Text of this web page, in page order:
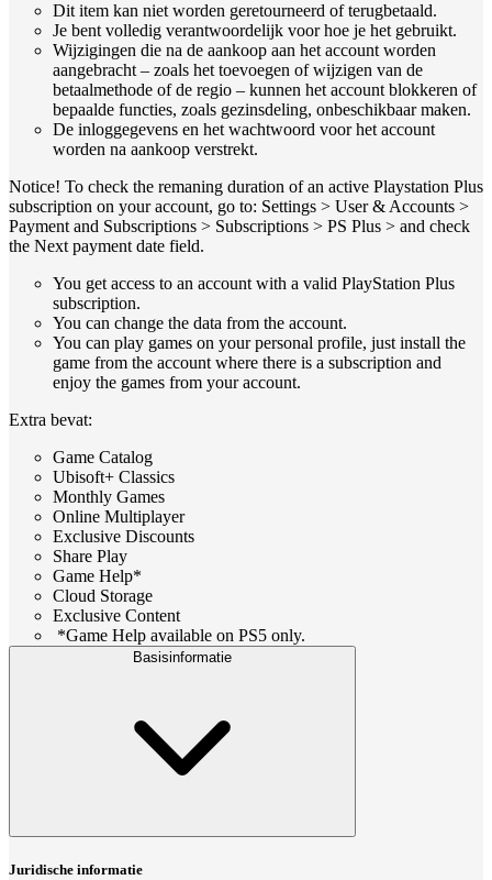
Dit item kan niet worden geretourneerd of terugbetaald.
Je bent volledig verantwoordelijk voor hoe je het gebruikt.
Wijzigingen die na de aankoop aan het account worden
aangebracht – zoals het toevoegen of wijzigen van de
betaalmethode of de regio – kunnen het account blokkeren of
bepaalde functies, zoals gezinsdeling, onbeschikbaar maken.
De inloggegevens en het wachtwoord voor het account
worden na aankoop verstrekt.
Notice! To check the remaning duration of an active Playstation Plus
subscription on your account, go to: Settings > User & Accounts >
Payment and Subscriptions > Subscriptions > PS Plus > and check
the Next payment date field.
You get access to an account with a valid PlayStation Plus
subscription.
You can change the data from the account.
You can play games on your personal profile, just install the
game from the account where there is a subscription and
enjoy the games from your account.
Extra bevat:
Game Catalog
Ubisoft+ Classics
Monthly Games
Online Multiplayer
Exclusive Discounts
Share Play
Game Help*
Cloud Storage
Exclusive Content
*Game Help available on PS5 only.
Basisinformatie
Juridische informatie